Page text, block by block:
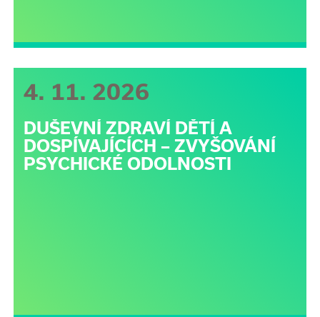
4. 11. 2026
DUŠEVNÍ ZDRAVÍ DĚTÍ A
DOSPÍVAJÍCÍCH – ZVYŠOVÁNÍ
PSYCHICKÉ ODOLNOSTI